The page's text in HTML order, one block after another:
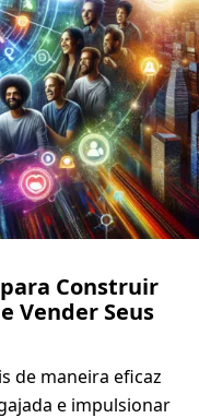
para Construir
Vender Seus
de maneira eficaz
e impulsionar